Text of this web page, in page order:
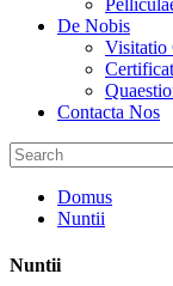
De Nobis
Visitatio
Contacta Nos
Domus
Nuntii
Nuntii